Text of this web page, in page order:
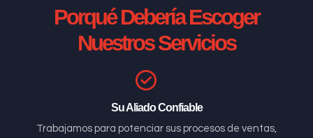
Porqué Debería Escoger
Nuestros Servicios
Su Aliado Confiable
Trabajamos para potenciar sus procesos de ventas,